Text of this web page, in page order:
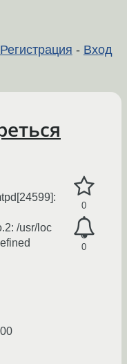
Регистрация - Вход
0
0
/usr/loc